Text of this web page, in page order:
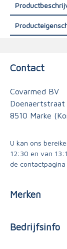
Contact
Covarmed BV
Doenaertstraat
8510 Marke
U kan ons
12:30 en van
de contactpagina
Merken
Bedrijfsinfo